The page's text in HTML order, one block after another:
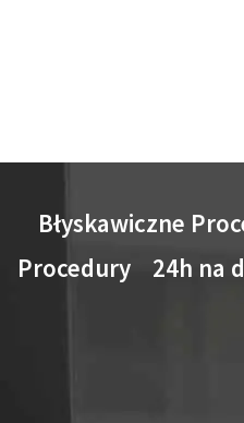
Błyskawiczne
Procedury 24h na